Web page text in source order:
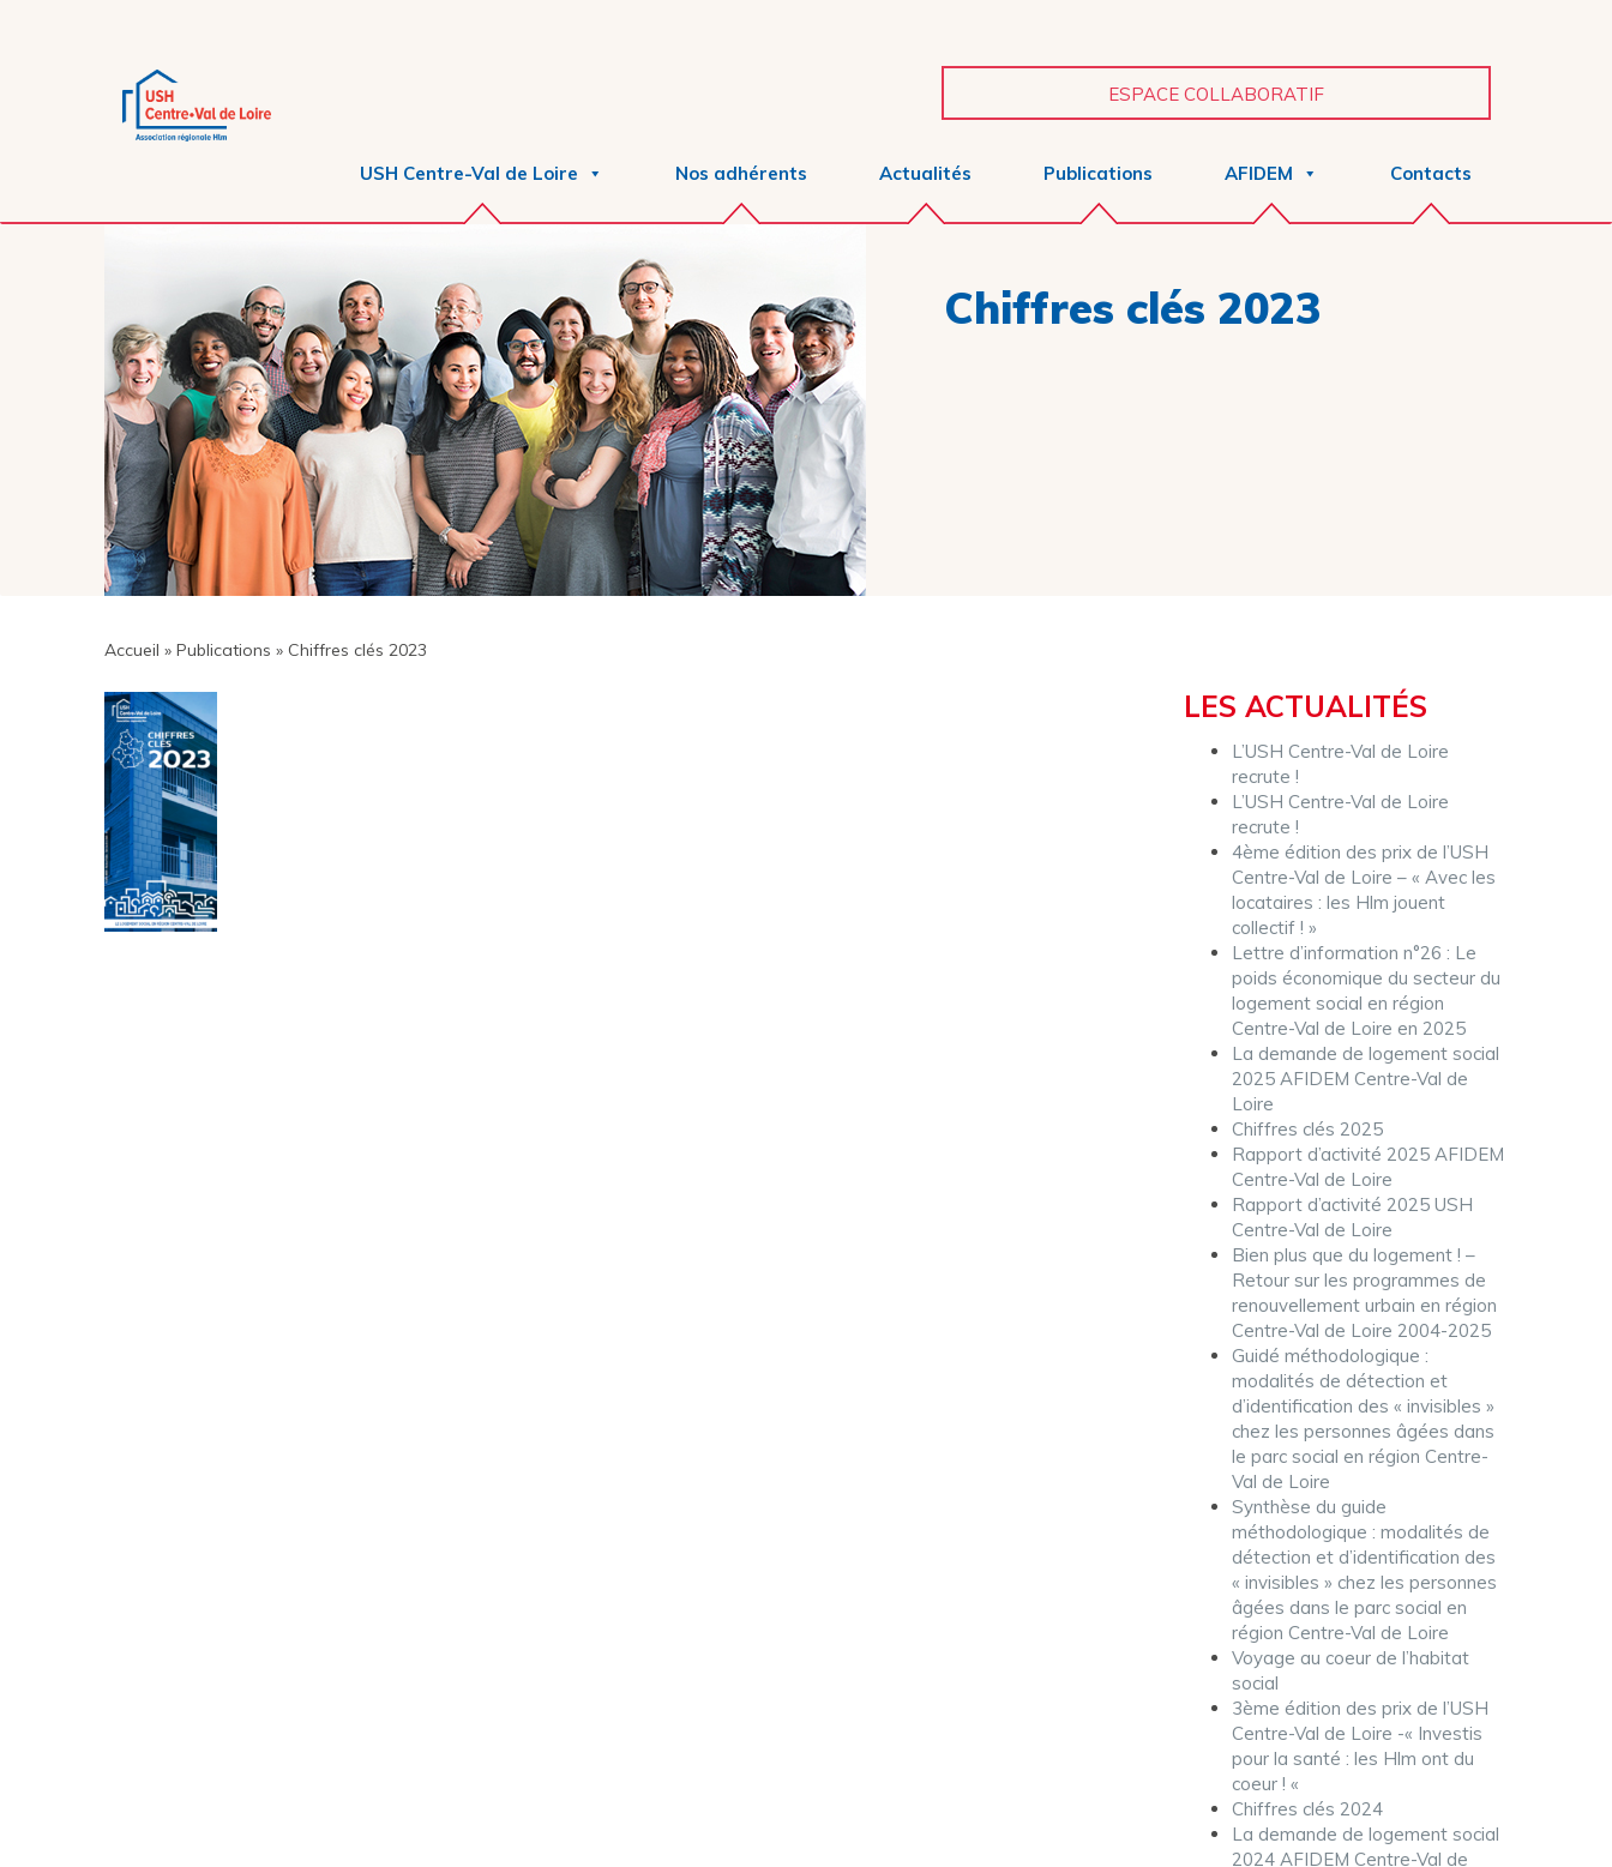
ESPACE COLLABORATIF
USH Centre-Val de Loire Nos adhérents Actualités Publications AFIDEM Contacts
Chiffres clés 2023
LES ACTUALITÉS
L’USH Centre-Val de Loire
recrute !
L’USH Centre-Val de Loire
recrute !
4ème édition des prix de l’USH
Centre-Val de Loire – « Avec les
locataires : les Hlm jouent
collectif ! »
Lettre d’information n°26 : Le
poids économique du secteur du
logement social en région
Centre-Val de Loire en 2025
La demande de logement social
2025 AFIDEM Centre-Val de
Loire
Chiffres clés 2025
Rapport d’activité 2025 AFIDEM
Centre-Val de Loire
Rapport d’activité 2025 USH
Centre-Val de Loire
Bien plus que du logement ! –
Retour sur les programmes de
renouvellement urbain en région
Centre-Val de Loire 2004-2025
Guidé méthodologique :
modalités de détection et
d’identification des « invisibles »
chez les personnes âgées dans
le parc social en région Centre-
Val de Loire
Synthèse du guide
méthodologique : modalités de
détection et d’identification des
« invisibles » chez les personnes
âgées dans le parc social en
région Centre-Val de Loire
Voyage au coeur de l’habitat
social
3ème édition des prix de l’USH
Centre-Val de Loire -« Investis
pour la santé : les Hlm ont du
coeur ! «
Chiffres clés 2024
La demande de logement social
2024 AFIDEM Centre-Val de
Accueil » Publications » Chiffres clés 2023